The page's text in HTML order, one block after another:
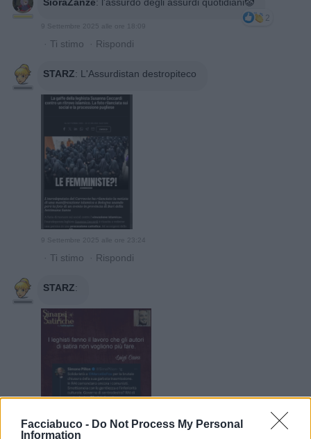
Facciabuco - Do Not Process My Personal
Information
SioraZanze: l'assurdo degli assurdi quotidiani🤡
2
· Ti stimo · Rispondi
STARZ: L'Assurdistan destropiteco
9 Settembre 2025 alle ore 23:24
· Ti stimo · Rispondi
STARZ: